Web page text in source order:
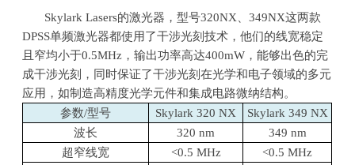
Skylark Lasers的激光器，型号320NX 、349NX这两款
DPSS单频激光器都使用了干涉光刻技术，他们的线宽稳定
且窄均小于0.5MHz，输出功率高达400mW，能够出色的完
成干涉光刻，同时保证了干涉光刻在光学和电子领域的多元
应用，如制造高精度光学元件和集成电路微纳结构。
参数/型号
Skylark 320 NX
Skylark 349 NX
波长
320 nm
349 nm
超窄线宽
<0.5 MHz
<0.5 MHz